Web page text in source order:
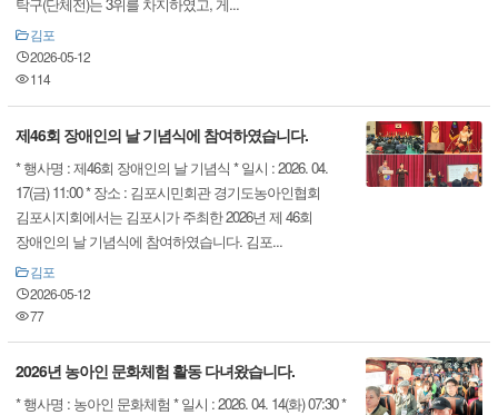
탁구(단체전)는 3위를 차지하였고, 게...
김포
2026-05-12
114
제46회 장애인의 날 기념식에 참여하였습니다.
* 행사명 : 제46회 장애인의 날 기념식 * 일시 : 2026. 04.
17(금) 11:00 * 장소 : 김포시민회관 경기도농아인협회
김포시지회에서는 김포시가 주최한 2026년 제 46회
장애인의 날 기념식에 참여하였습니다. 김포...
김포
2026-05-12
77
2026년 농아인 문화체험 활동 다녀왔습니다.
* 행사명 : 농아인 문화체험 * 일시 : 2026. 04. 14(화) 07:30 *